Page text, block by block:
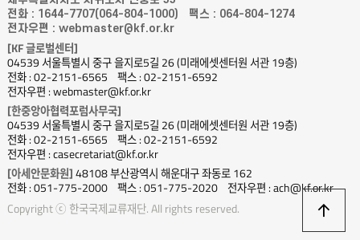
전화 : 1644-7707(064-804-1000)
팩스 : 064-804-1274
전자우편 : webmaster@kf.or.kr
[KF 글로벌센터]
04539 서울특별시 중구 을지로5길 26 (미래에셋센터원 서관 19층)
전화 : 02-2151-6565
팩스 : 02-2151-6592
전자우편 : webmaster@kf.or.kr
[한중앙아협력포럼사무국]
04539 서울특별시 중구 을지로5길 26 (미래에셋센터원 서관 19층)
전화 : 02-2151-6565
팩스 : 02-2151-6592
전자우편 : casecretariat@kf.or.kr
[아세안문화원] 48108 부산광역시 해운대구 좌동로 162
전화 : 051-775-2000
팩스 : 051-775-2020
전자우편 : ach@kf.or.kr
Copyright ⓒ 한국국제교류재단. All rights reserved.